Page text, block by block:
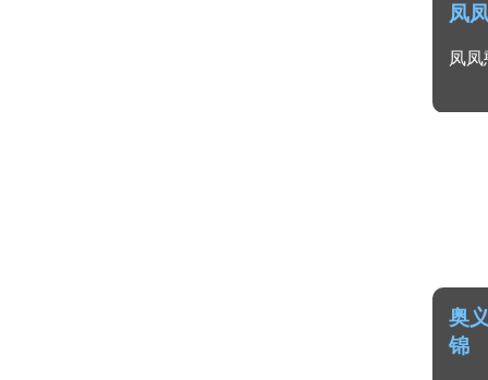
凤
凤
奥
锦